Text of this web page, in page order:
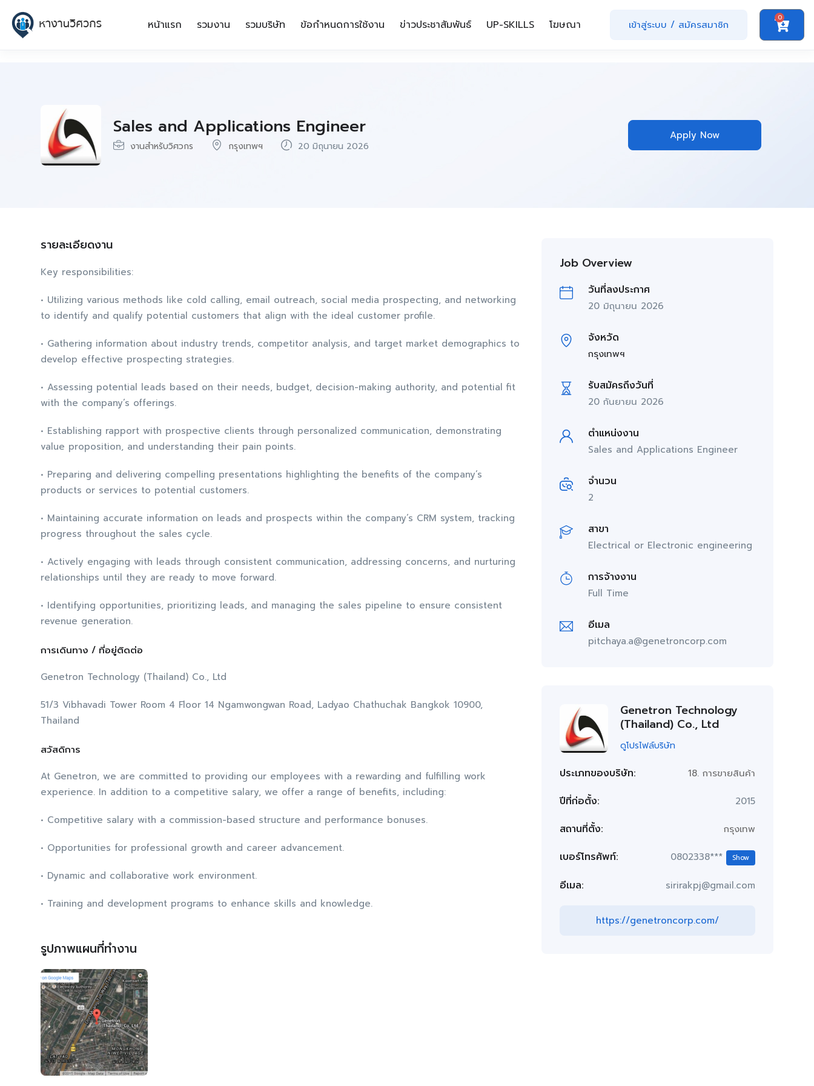
หน้าแรก รวมงาน รวมบริษัท ข้อกำหนดการใช้งาน ข่าวประชาสัมพันธ์ UP-SKILLS โฆษณา เข้าสู่ระบบ / สมัครสมาชิก
0
Sales and Applications Engineer
งานสำหรับวิศวกร กรุงเทพฯ 20 มิถุนายน 2026
Apply Now
รายละเอียดงาน
Key responsibilities:
• Utilizing various methods like cold calling, email outreach, social media prospecting, and networking
to identify and qualify potential customers that align with the ideal customer profile.
• Gathering information about industry trends, competitor analysis, and target market demographics to
develop effective prospecting strategies.
• Assessing potential leads based on their needs, budget, decision-making authority, and potential fit
with the company’s offerings.
• Establishing rapport with prospective clients through personalized communication, demonstrating
value proposition, and understanding their pain points.
• Preparing and delivering compelling presentations highlighting the benefits of the company’s
products or services to potential customers.
• Maintaining accurate information on leads and prospects within the company’s CRM system, tracking
progress throughout the sales cycle.
• Actively engaging with leads through consistent communication, addressing concerns, and nurturing
relationships until they are ready to move forward.
• Identifying opportunities, prioritizing leads, and managing the sales pipeline to ensure consistent
revenue generation.
การเดินทาง / ที่อยู่ติดต่อ
Genetron Technology (Thailand) Co., Ltd
51/3 Vibhavadi Tower Room 4 Floor 14 Ngamwongwan Road, Ladyao Chathuchak Bangkok 10900,
Thailand
สวัสดิการ
At Genetron, we are committed to providing our employees with a rewarding and fulfilling work
experience. In addition to a competitive salary, we offer a range of benefits, including:
• Competitive salary with a commission-based structure and performance bonuses.
• Opportunities for professional growth and career advancement.
• Dynamic and collaborative work environment.
• Training and development programs to enhance skills and knowledge.
รูปภาพแผนที่ทำงาน
Job Overview
วันที่ลงประกาศ
20 มิถุนายน 2026
จังหวัด
กรุงเทพฯ
รับสมัครถึงวันที่
20 กันยายน 2026
ตำแหน่งงาน
Sales and Applications Engineer
จำนวน
2
สาขา
Electrical or Electronic engineering
การจ้างงาน
Full Time
อีเมล
pitchaya.a@genetroncorp.com
Genetron Technology
(Thailand) Co., Ltd
ดูโปรไฟล์บริษัท
ประเภทของบริษัท: 18. การขายสินค้า
ปีที่ก่อตั้ง: 2015
สถานที่ตั้ง: กรุงเทพ
เบอร์โทรศัพท์: 0802338*** Show
อีเมล: sirirakpj@gmail.com
https://genetroncorp.com/